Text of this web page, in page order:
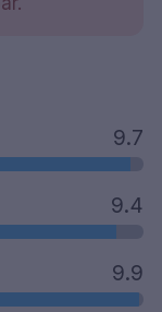
9.7
9.4
9.9